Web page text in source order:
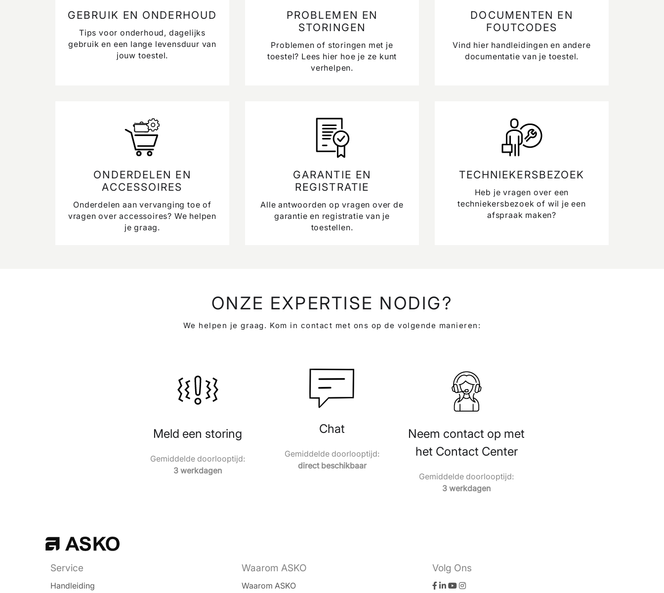
GEBRUIK EN ONDERHOUD
Tips voor onderhoud, dagelijks
gebruik en een lange levensduur van
jouw toestel.
PROBLEMEN EN
STORINGEN
Problemen of storingen met je
toestel? Lees hier hoe je ze kunt
verhelpen.
DOCUMENTEN EN
FOUTCODES
Vind hier handleidingen en andere
documentatie van je toestel.
ONDERDELEN EN
ACCESSOIRES
Onderdelen aan vervanging toe of
vragen over accessoires? We helpen
je graag.
GARANTIE EN
REGISTRATIE
Alle antwoorden op vragen over de
garantie en registratie van je
toestellen.
TECHNIEKERSBEZOEK
Heb je vragen over een
techniekersbezoek of wil je een
afspraak maken?
ONZE EXPERTISE NODIG?
We helpen je graag. Kom in contact met ons op de volgende manieren:
Meld een storing
Gemiddelde doorlooptijd:
3 werkdagen
Chat
Gemiddelde doorlooptijd:
direct beschikbaar
Neem contact op met
het Contact Center
Gemiddelde doorlooptijd:
3 werkdagen
Service
Handleiding
Waarom ASKO
Waarom ASKO
Volg Ons